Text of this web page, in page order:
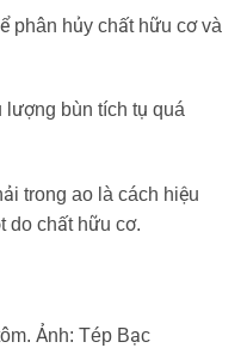
phân hủy chất hữu cơ và
lượng bùn tích tụ quá
trong ao là cách hiệu
do chất hữu cơ.
Ảnh: Tép Bạc